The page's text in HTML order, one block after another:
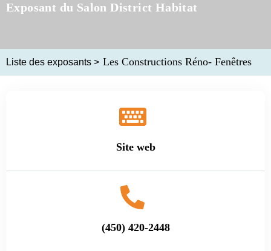
Exposant du Salon District Habitat
Liste des exposants > Les Constructions Réno- Fenêtres
Site web
(450) 420-2448